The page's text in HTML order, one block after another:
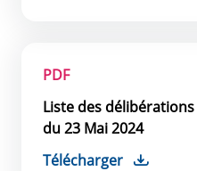
PDF
Liste des
du 23 Mai 2024
Télécharger